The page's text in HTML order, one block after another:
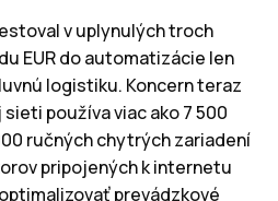
v uplynulých troch
EUR do automatizácie len
logistiku. Koncern teraz
používa viac ako 7 500
ručných chytrých zariadení
pripojených k internetu
prevádzkové